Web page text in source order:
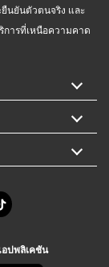
นยันตัวตนจริง และ
การที่เหนือความคาด
ปพลิเคชัน